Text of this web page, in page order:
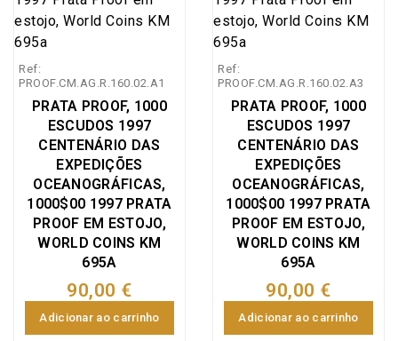
de Cabo Verde,
comemorativa do 5º
Centenário do Tratado
de Tordesilhas 1494-
da Imprensa Nacional
Casa da Moeda (INCM)
a pedido do Banco de
Cabo Verde, World
Coins Cape Verde
KM#26a (Prata Proof)
da Fragata da Marinha
de Guerra Portuguesa
Emissão especial da
Imprensa Nacional Casa
da Moeda (INCM),
World Coins Portugal
KM#688a. A Dom
Fernando II e Glória foi
uma fragata à vela da
Marinha Portuguesa,
que navegou entre 1845
e 1878. Atualmente é
um navio museu, na
dependência do Museu
da Marinha, estando
Ref:
PROOF.CM.AG.R.160.02.A1
PRATA PROOF, 1000
ESCUDOS 1997
CENTENÁRIO DAS
EXPEDIÇÕES
OCEANOGRÁFICAS,
1000$00 1997 PRATA
PROOF EM ESTOJO,
WORLD COINS KM
695A
90,00 €
Adicionar ao carrinho
Ref:
PROOF.CM.AG.R.160.02.A3
PRATA PROOF, 1000
ESCUDOS 1997
CENTENÁRIO DAS
EXPEDIÇÕES
OCEANOGRÁFICAS,
1000$00 1997 PRATA
PROOF EM ESTOJO,
WORLD COINS KM
695A
90,00 €
Adicionar ao carrinho